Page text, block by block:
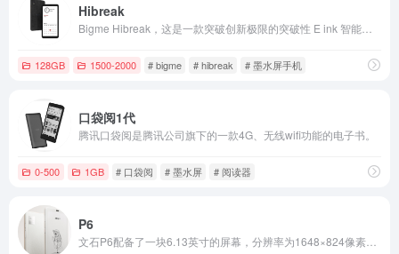
Hibreak
128GB 1500-2000 # bigme # hibreak # 墨水屏手机
口袋阅1代
腾讯口袋阅是腾讯公司旗下的一款4G、无线wifi功能的电子书。
0-500 1GB # 口袋阅 # 墨水屏 # 阅读器
P6